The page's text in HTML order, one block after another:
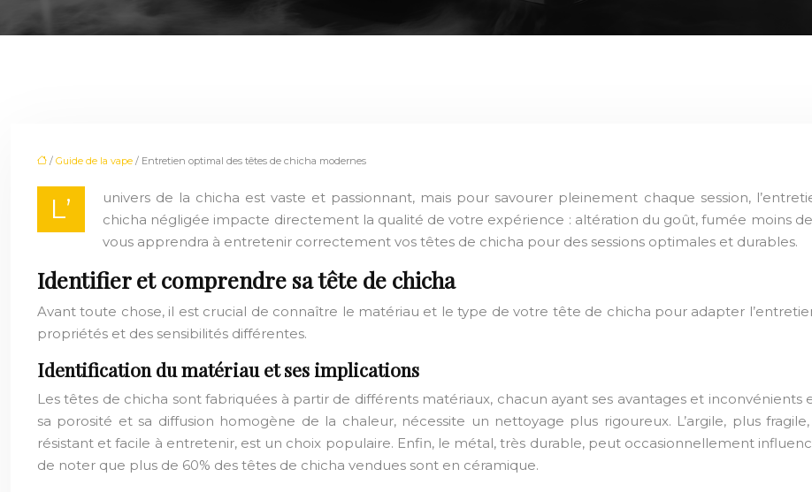
/ Guide de la vape / Entretien optimal des têtes de chicha modernes
L’
univers de la chicha est vaste et passionnant, mais pour savourer pleinement chaque session,
chicha négligée impacte directement la qualité de votre expérience : altération du goût, fumée moins
vous apprendra à entretenir correctement vos têtes de chicha pour des sessions optimales et durables.
Identifier et comprendre sa tête de chicha
Avant toute chose, il est crucial de connaître le matériau et le type de votre tête de chicha pour adapter
propriétés et des sensibilités différentes.
Identification du matériau et ses implications
Les têtes de chicha sont fabriquées à partir de différents matériaux, chacun ayant ses avantages et
sa porosité et sa diffusion homogène de la chaleur, nécessite un nettoyage plus rigoureux. L’argile, plus
résistant et facile à entretenir, est un choix populaire. Enfin, le métal, très durable, peut occasionnellement
de noter que plus de 60% des têtes de chicha vendues sont en céramique.